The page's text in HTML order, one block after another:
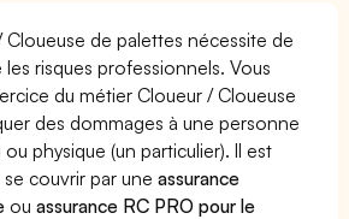
Cloueuse de palettes nécessite de
risques professionnels. Vous
du métier Cloueur / Cloueuse
des dommages à une personne
physique (un particulier). Il est
couvrir par uneassurance
ouassurance RC PRO pour le